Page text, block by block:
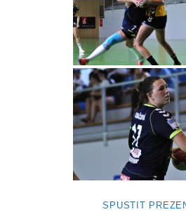
SPUSTIT